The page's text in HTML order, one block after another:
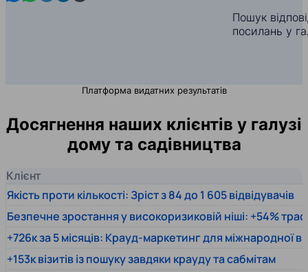
Пошук
посилань у
Платформа видатних результатів
Досягнення наших клієнтів у галузі
дому та садівництва
Клієнт
Якість проти кількості: Зріст з 84 до 1 605 відвідувачів
Безпечне зростання у високоризиковій ніші: +54%
+726к за 5 місяців: Крауд-маркетинг для міжнародної
+153к візитів із пошуку завдяки крауду та сабмітам